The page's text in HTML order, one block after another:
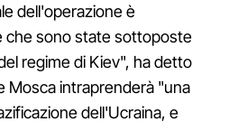
dell'operazione è
che sono state sottoposte
regime di Kiev", ha detto
Mosca intraprenderà "una
dell'Ucraina, e